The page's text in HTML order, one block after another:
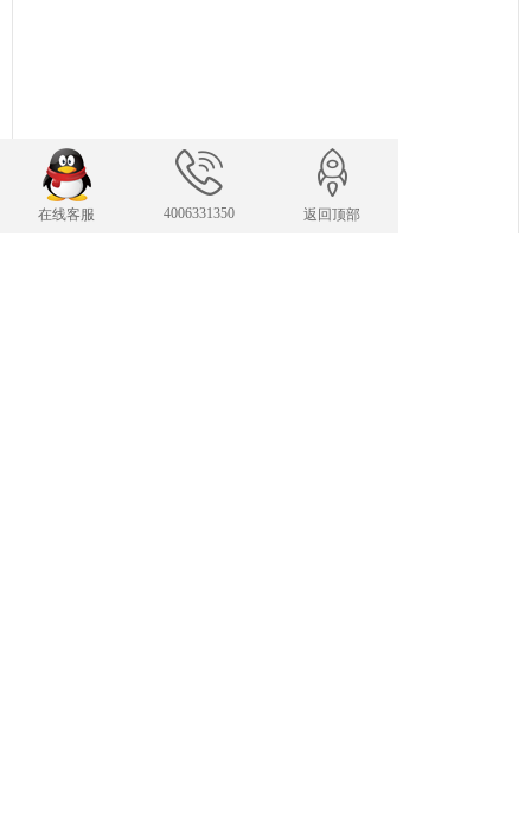
在线客服 4006331350 返回顶部